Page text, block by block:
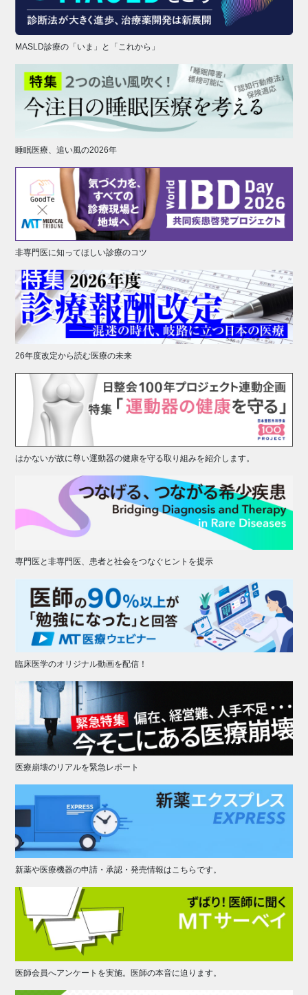
MASLD診療の「いま」と「これから」
睡眠医療、追い風の2026年
非専門医に知ってほしい診療のコツ
26年度改定から読む医療の未来
はかないが故に尊い運動器の健康を守る取り組みを紹介します。
専門医と非専門医、患者と社会をつなぐヒントを提示
臨床医学のオリジナル動画を配信！
医療崩壊のリアルを緊急レポート
新薬や医療機器の申請・承認・発売情報はこちらです。
医師会員へアンケートを実施。医師の本音に迫ります。